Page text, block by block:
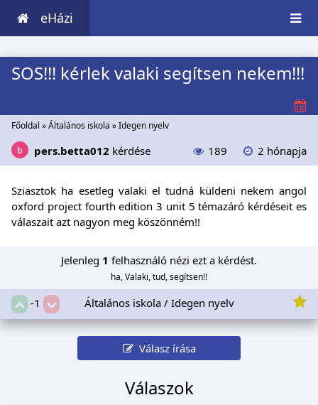
eHázi
SOS!!! kérlek valaki segítsen nekem!!!
Főoldal »Általános iskola »Idegen nyelv
pers.betta012 kérdése 189 2 hónapja
Sziasztok ha esetleg valaki el tudná küldeni nekem angol
oxford project fourth edition 3 unit 5 témazáró kérdéseit es
válaszait azt nagyon meg köszönném!!
Jelenleg 1 felhasználó nézi ezt a kérdést.
ha, Valaki, tud, segítsen!!
-1 Általános iskola / Idegen nyelv
Válasz írása
Válaszok